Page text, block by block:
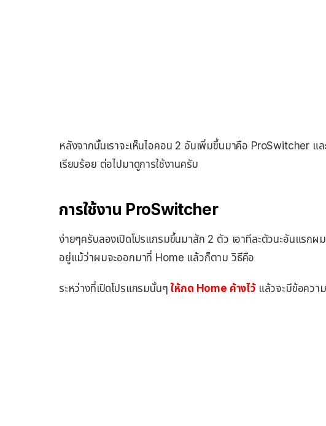
หลังจากนั้นเราจะเห็นไอคอน 2 อันเพิ่มขึ้นมาคือ ProSwitcher
เรียบร้อย ต่อไปมาดูการใช้งานครับ
การใช้งาน ProSwitcher
ง่ายๆครับลองเปิดโปรแกรมขึ้นมาสัก 2 ตัว เอาทีละตัวนะอันแรกผ
อยู่แม้ว่าผมจะออกมาที่ Home แล้วก็ตาม วิธีคือ
ระหว่างที่เปิดโปรแกรมนั้นๆ ให้กด Home ค้างไว้แล้วจะมีข้อควา